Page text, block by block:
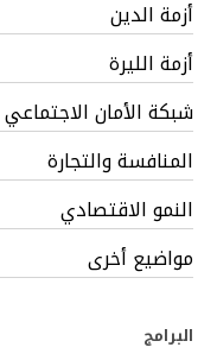
أزمة الدين
أزمة الليرة
شبكة الأمان الاجتماعي
المنافسة والتجارة
النمو الاقتصادي
مواضيع أخرى
البرامج